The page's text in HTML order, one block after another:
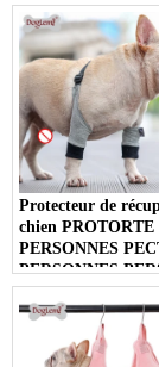
Protecteur de
chien PROTORTE
PERSONNES
PERSONNES
PERSONNES
PRÉVOYEZ LE
DE CHIEN JAMES
PROTECTION